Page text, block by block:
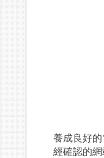
養成良好
經確認的